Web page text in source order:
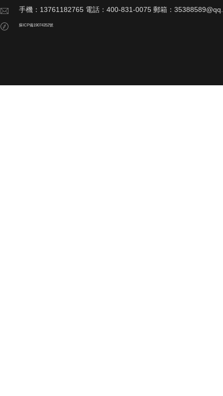
手機：13761182765 電話：400-831-0075 郵箱：
蘇ICP備19074352號